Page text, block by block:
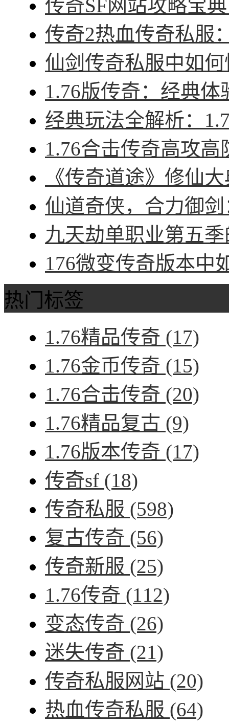
传奇SF网站攻略宝
传奇2热血传奇私服
仙剑传奇私服中如
1.76版传奇：经典
经典玩法全解析：
1.76合击传奇高攻
《传奇道途》修仙
仙道奇侠，合力御
九天劫单职业第五
176微变传奇版本中
热门标签
1.76精品传奇 (17)
1.76金币传奇 (15)
1.76合击传奇 (20)
1.76精品复古 (9)
1.76版本传奇 (17)
传奇sf (18)
传奇私服 (598)
复古传奇 (56)
传奇新服 (25)
1.76传奇 (112)
变态传奇 (26)
迷失传奇 (21)
传奇私服网站 (20)
热血传奇私服 (64)